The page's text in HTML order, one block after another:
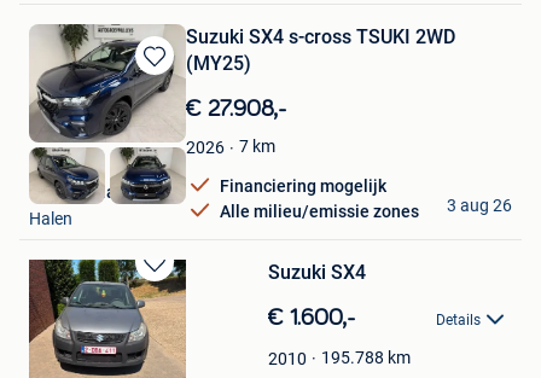
Bewaren
in
Mijn
Favorieten
Suzuki SX4 s-cross TSUKI 2WD
(MY25)
€ 27.908,-
2026 7 km
Financiering mogelijk
Alle milieu/emissie zones
Mullens Halen
Halen
3 aug 26
Bewaren
in
Mijn
Favorieten
Suzuki SX4
€ 1.600,- Details
2010 195.788 km